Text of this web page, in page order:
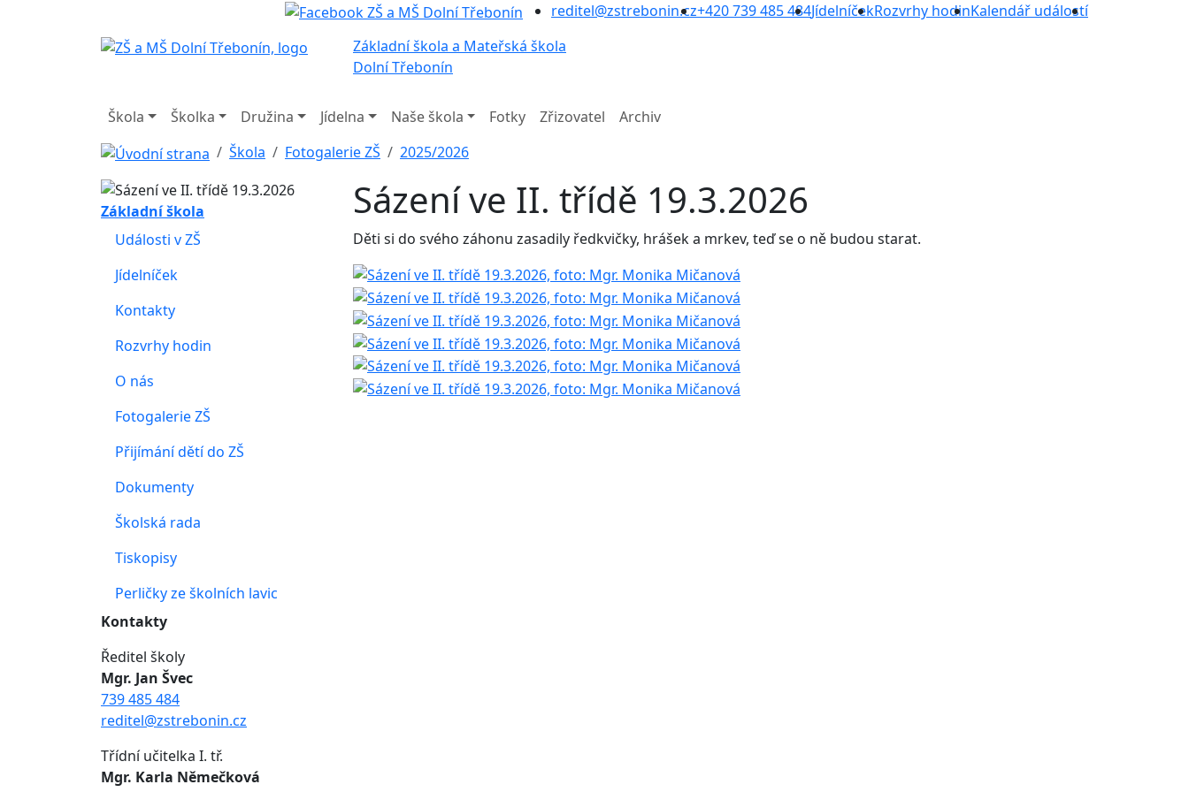
reditel@zstrebonin.cz+420 739 485 484JídelníčekRozvrhy hodinKalendář událostí
Základní škola a Mateřská škola
Dolní Třebonín
Škola Školka Družina Jídelna Naše škola Fotky Zřizovatel
Archiv
Škola
Fotogalerie ZŠ 2025/2026
Sázení ve II. třídě 19.3.2026
Děti si do svého záhonu zasadily ředkvičky, hrášek a mrkev, teď se o ně budou starat.
Základní škola
Události v ZŠ
Jídelníček
Kontakty
Rozvrhy hodin
O nás
Fotogalerie ZŠ
Přijímání dětí do ZŠ
Dokumenty
Školská rada
Tiskopisy
Perličky ze školních lavic
Kontakty
Ředitel školy
Mgr. Jan Švec
739 485 484
reditel@zstrebonin.cz
Třídní učitelka I. tř.
Mgr. Karla Němečková